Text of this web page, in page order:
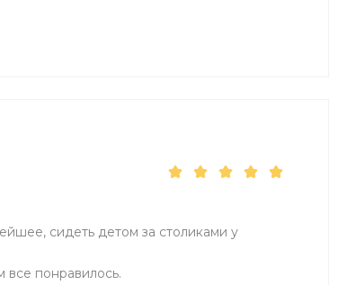
сидеть детом за столиками у
понравилось.